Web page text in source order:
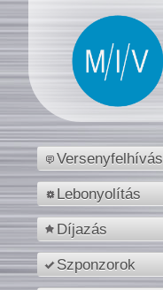
Versenyfelhívás
Lebonyolítás
Díjazás
Szponzorok